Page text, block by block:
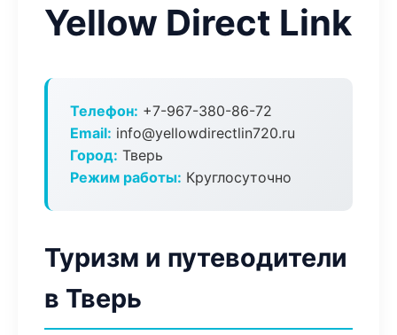
Yellow Direct Link
Телефон: +7-967-380-86-72
Email: info@yellowdirectlin720.ru
Город: Тверь
Режим работы: Круглосуточно
Туризм и путеводители
в Тверь